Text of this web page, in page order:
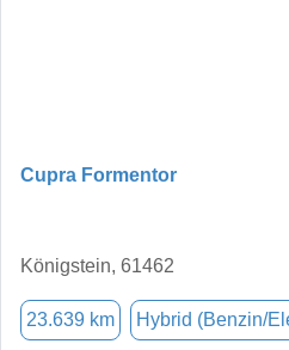
Cupra Formentor
Königstein, 61462
23.639 km Hybrid (Benzin/